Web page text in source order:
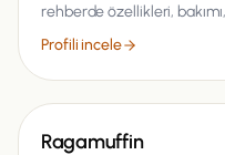
rehberde özellikleri,
Profili incele
Ragamuffin